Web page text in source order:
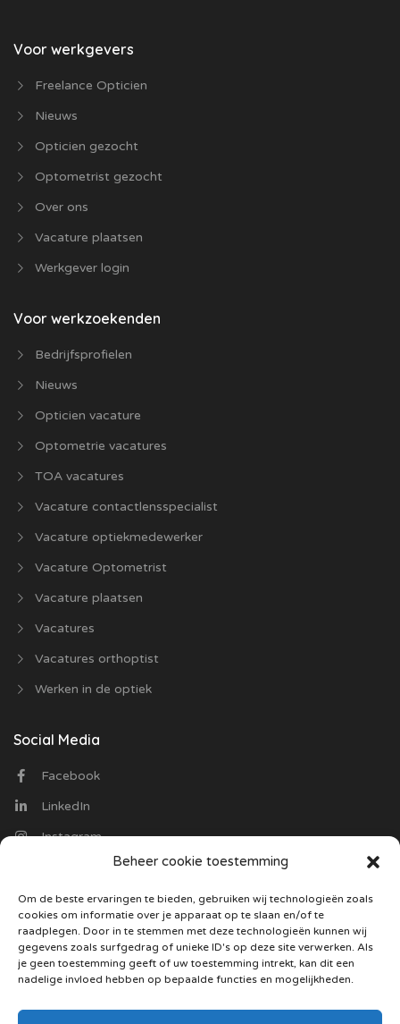
Beheer cookie toestemming
Om de beste ervaringen te bieden, gebruiken wij technologieën zoals
cookies om informatie over je apparaat op te slaan en/of te
raadplegen. Door in te stemmen met deze technologieën kunnen wij
gegevens zoals surfgedrag of unieke ID's op deze site verwerken. Als
je geen toestemming geeft of uw toestemming intrekt, kan dit een
nadelige invloed hebben op bepaalde functies en mogelijkheden.
Voor werkgevers
Freelance Opticien
Nieuws
Opticien gezocht
Optometrist gezocht
Over ons
Vacature plaatsen
Werkgever login
Voor werkzoekenden
Bedrijfsprofielen
Nieuws
Opticien vacature
Optometrie vacatures
TOA vacatures
Vacature contactlensspecialist
Vacature optiekmedewerker
Vacature Optometrist
Vacature plaatsen
Vacatures
Vacatures orthoptist
Werken in de optiek
Social Media
Facebook
LinkedIn
Instagram
Optiekvacatures.nl
Trasmolenlaan 12
3447 GZ Woerden
Stuur ons een mail